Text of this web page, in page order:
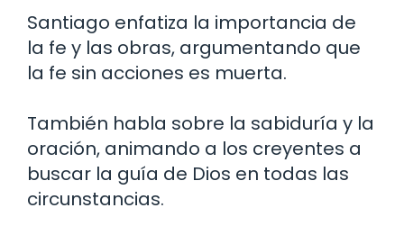
Santiago enfatiza la importancia de
la fe y las obras, argumentando que
la fe sin acciones es muerta.
También habla sobre la sabiduría y la
oración, animando a los creyentes a
buscar la guía de Dios en todas las
circunstancias.